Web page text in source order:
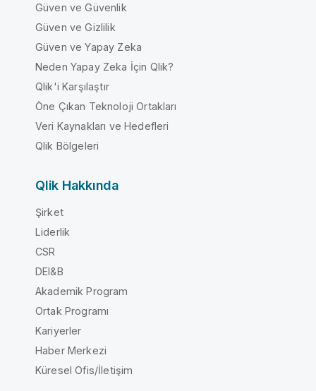
Güven ve Güvenlik
Güven ve Gizlilik
Güven ve Yapay Zeka
Neden Yapay Zeka İçin Qlik?
Qlik'i Karşılaştır
Öne Çıkan Teknoloji Ortakları
Veri Kaynakları ve Hedefleri
Qlik Bölgeleri
Qlik Hakkında
Şirket
Liderlik
CSR
DEI&B
Akademik Program
Ortak Programı
Kariyerler
Haber Merkezi
Küresel Ofis/İletişim